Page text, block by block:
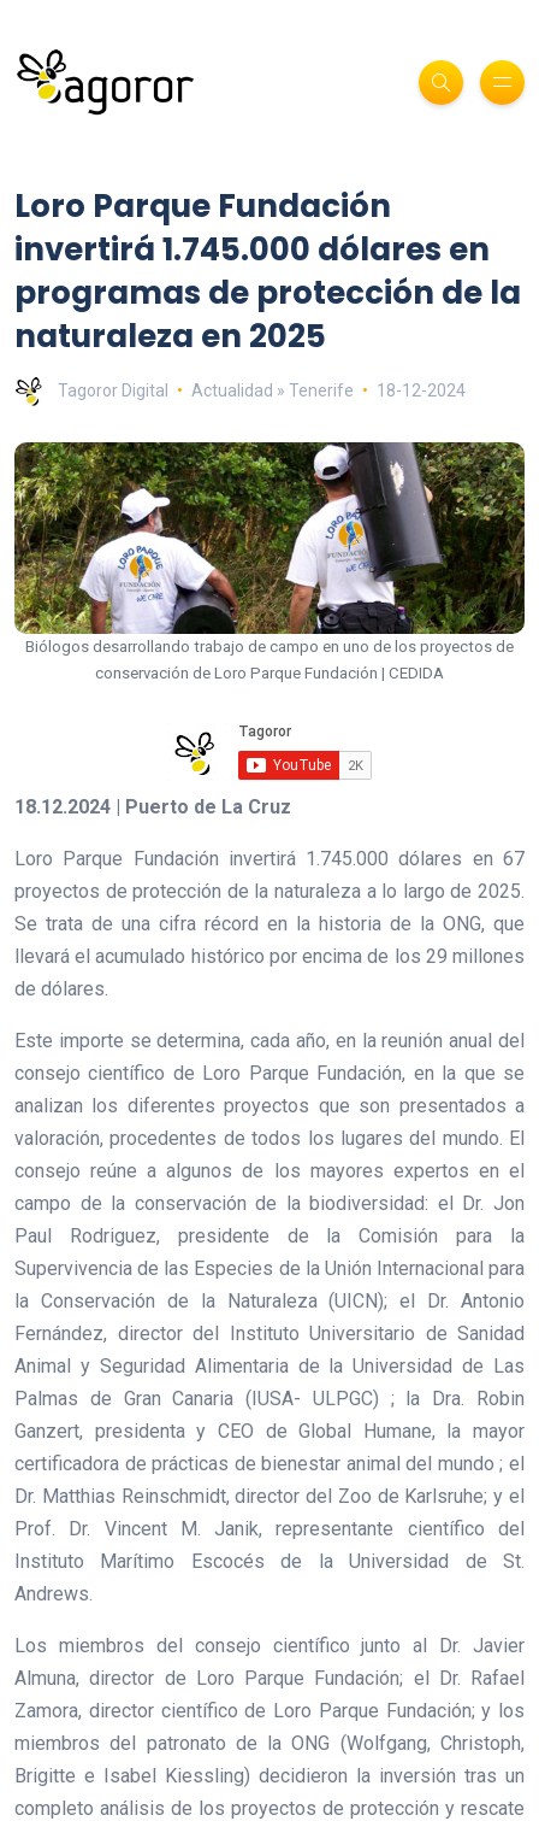
Loro Parque Fundación
invertirá 1.745.000 dólares en
programas de protección de la
naturaleza en 2025
Tagoror Digital Actualidad » Tenerife 18-12-2024
Biólogos desarrollando trabajo de campo en uno de los proyectos de
conservación de Loro Parque Fundación | CEDIDA
18.12.2024 | Puerto de La Cruz
Loro Parque Fundación invertirá 1.745.000 dólares en 67
proyectos de protección de la naturaleza a lo largo de 2025.
Se trata de una cifra récord en la historia de la ONG, que
llevará el acumulado histórico por encima de los 29 millones
de dólares.
Este importe se determina, cada año, en la reunión anual del
consejo científico de Loro Parque Fundación, en la que se
analizan los diferentes proyectos que son presentados a
valoración, procedentes de todos los lugares del mundo. El
consejo reúne a algunos de los mayores expertos en el
campo de la conservación de la biodiversidad: el Dr. Jon
Paul Rodriguez, presidente de la Comisión para la
Supervivencia de las Especies de la Unión Internacional para
la Conservación de la Naturaleza (UICN); el Dr. Antonio
Fernández, director del Instituto Universitario de Sanidad
Animal y Seguridad Alimentaria de la Universidad de Las
Palmas de Gran Canaria (IUSA- ULPGC) ; la Dra. Robin
Ganzert, presidenta y CEO de Global Humane, la mayor
certificadora de prácticas de bienestar animal del mundo ; el
Dr. Matthias Reinschmidt, director del Zoo de Karlsruhe; y el
Prof. Dr. Vincent M. Janik, representante científico del
Instituto Marítimo Escocés de la Universidad de St.
Andrews.
Los miembros del consejo científico junto al Dr. Javier
Almuna, director de Loro Parque Fundación; el Dr. Rafael
Zamora, director científico de Loro Parque Fundación; y los
miembros del patronato de la ONG (Wolfgang, Christoph,
Brigitte e Isabel Kiessling) decidieron la inversión tras un
completo análisis de los proyectos de protección y rescate